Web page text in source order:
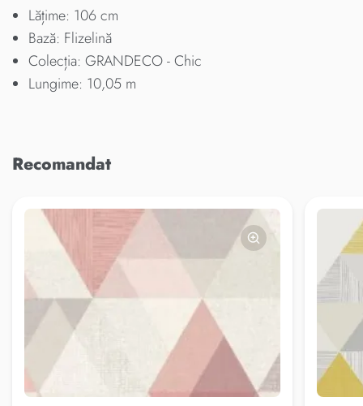
Lățime: 106 cm
Bază: Flizelină
Colecția: GRANDECO - Chic
Lungime: 10,05 m
Recomandat